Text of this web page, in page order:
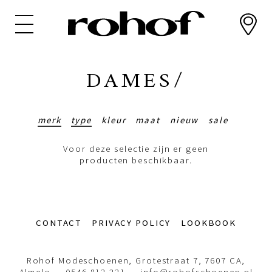
DAMES/
merk type kleur maat nieuw sale
Voor deze selectie zijn er geen
producten beschikbaar.
Footer-CONTACT PRIVACY POLICY LOOKBOOK
Rohof Modeschoenen, Grotestraat 7, 7607 CA,